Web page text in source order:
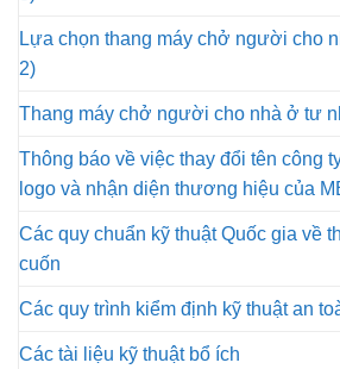
Lựa chọn thang máy chở người cho
2)
Thang máy chở người cho nhà ở tư
Thông báo về việc thay đổi tên công
logo và nhận diện thương hiệu của
Các quy chuẩn kỹ thuật Quốc gia về
cuốn
Các quy trình kiểm định kỹ thuật an
Các tài liệu kỹ thuật bổ ích